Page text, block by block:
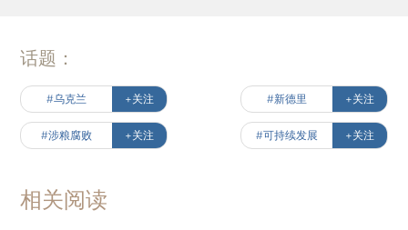
话题：
#乌克兰 +关注 #新德里 +关注
#涉粮腐败 +关注 #可持续发展 +关注
相关阅读